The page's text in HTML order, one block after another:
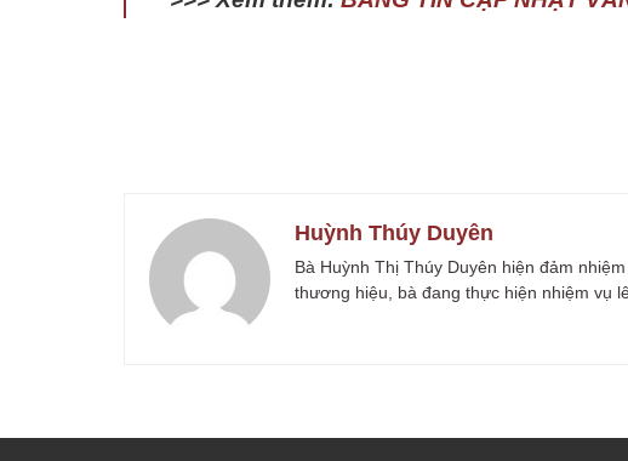
Huỳnh Thúy Duyên
Bà Huỳnh Thị Thúy Duyên hiện đảm
thương hiệu, bà đang thực hiện nhiệm vụ